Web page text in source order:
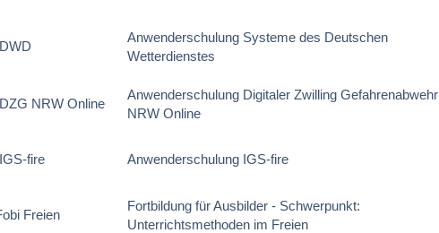
Anwenderschulung Systeme des Deutschen
Wetterdienstes
NRW Online
Anwenderschulung Digitaler Zwilling Gefahrenabwehr
NRW Online
fire Anwenderschulung IGS-fire
Freien
Fortbildung für Ausbilder - Schwerpunkt:
Unterrichtsmethoden im Freien